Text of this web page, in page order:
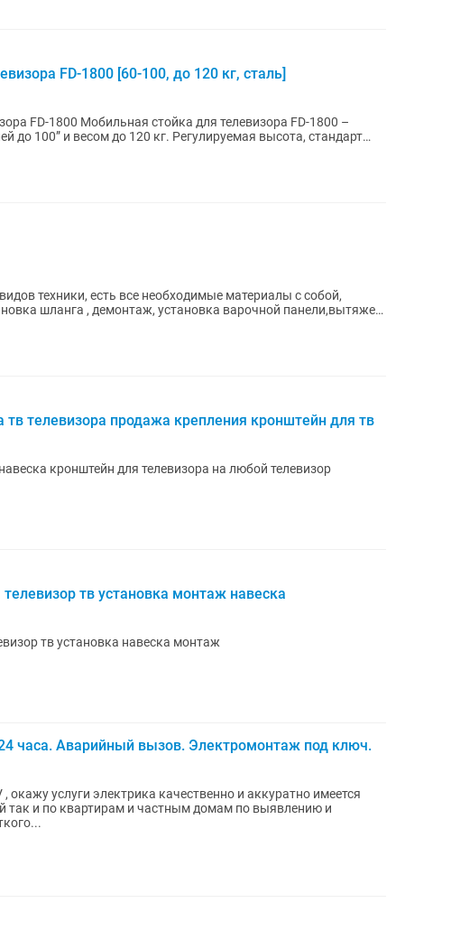
FD-1800 [60-100, до 120 кг, сталь]
телевизора FD-1800 –
до 100” и весом до 120 кг. Регулируемая высота, стандарт
техники, есть все необходимые материалы с собой,
шланга , демонтаж, установка варочной панели,вытяжек,
тв телевизора продажа крепления кронштейн для тв
кронштейн для телевизора на любой телевизор
тв установка монтаж навеска
тв установка навеска монтаж
часа. Аварийный вызов. Электромонтаж под ключ.
так и по квартирам и частным домам по выявлению и